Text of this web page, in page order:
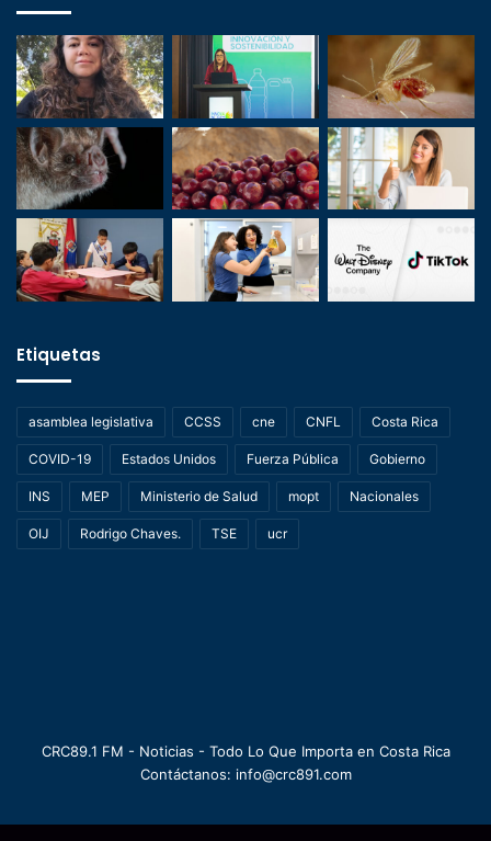
Etiquetas
asamblea legislativa CCSS cne CNFL Costa Rica
COVID-19 Estados Unidos Fuerza Pública Gobierno
INS MEP Ministerio de Salud mopt Nacionales
OIJ Rodrigo Chaves. TSE ucr
CRC89.1 FM - Noticias - Todo Lo Que Importa en Costa Rica
Contáctanos: info@crc891.com